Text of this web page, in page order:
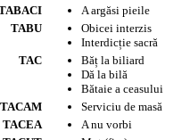
A argăsi pieile
TABU
Obicei interzis
Interdicție sacră
TAC
Băț la biliard
Dă la bilă
Bătaie a ceasului
TACAM
Serviciu de masă
TACEA
A nu vorbi